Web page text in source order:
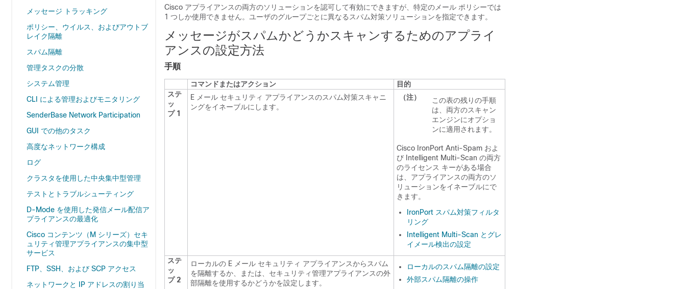
メッセージ トラッキング
ポリシー、ウイルス、およびアウトブ
レイク隔離
スパム隔離
管理タスクの分散
システム管理
CLI による管理およびモニタリング
SenderBase Network Participation
GUI での他のタスク
高度なネットワーク構成
ログ
クラスタを使用した中央集中型管理
テストとトラブルシューティング
D-Mode を使用した発信メール配信ア
プライアンスの最適化
Cisco コンテンツ（M シリーズ）セキ
ュリティ管理アプライアンスの集中型
サービス
FTP、SSH、および SCP アクセス
ネットワークと IP アドレスの割り当
Cisco アプライアンスの両方のソリューションを認可して有効にできますが、特定のメール ポリシーでは
1 つしか使用できません。ユーザのグループごとに異なるスパム対策ソリューションを指定できます。
メッセージがスパムかどうかスキャンするためのアプライ
アンスの設定方法
手順
コマンドまたはアクション
目的
ステ
ッ
プ 1
E メール セキュリティ アプライアンスのスパム対策スキャニ
ングをイネーブルにします。
（注）
この表の残りの手順
は、両方のスキャン
エンジンにオプショ
ンに適用されます。
Cisco IronPort Anti-Spam およ
び Intelligent Multi-Scan の両方
のライセンス キーがある場合
は、アプライアンスの両方のソ
リューションをイネーブルにで
きます。
IronPort スパム対策フィルタ
リング
Intelligent Multi-Scan とグレ
イメール検出の設定
ステ
ッ
プ 2
ローカルの E メール セキュリティ アプライアンスからスパム
を隔離するか、または、セキュリティ管理アプライアンスの外
部隔離を使用するかどうかを設定します。
ローカルのスパム隔離の設定
外部スパム隔離の操作